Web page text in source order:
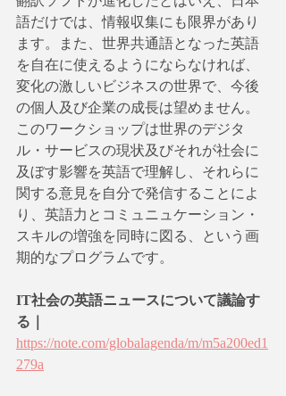
語だけでは、情報収集にも限界があり
ます。また、世界共通語となった英語
を自在に使えるようにならなければ、
変化の激しいビジネスの世界で、今後
の個人及び企業の成長は望めません。
このワークショップは世界のデジタ
ル・サービスの現状及びそれが社会に
及ぼす影響を英語で理解し、それらに
関する意見を自分で発信することによ
り、英語力とコミュニュケーション・
スキルの増強を同時に図る、という画
期的なプログラムです。
IT社会の英語ニュースについて議論す
る｜
https://note.com/globalagenda/m/m5a200ed1
279a